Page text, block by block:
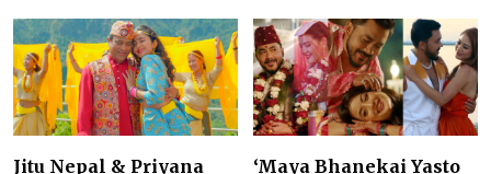
Jitu Nepal & Priyana ‘Maya Bhanekai Yasto